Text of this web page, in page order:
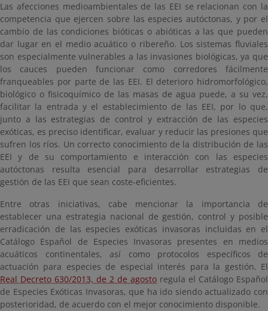
Las afecciones medioambientales de las EEI se relacionan con la
competencia que ejercen sobre las especies autóctonas, y por el
cambio de las condiciones bióticas o abióticas a las que pueden
dar lugar en el medio acuático o ribereño. Los sistemas fluviales
son especialmente vulnerables a las invasiones biológicas, ya que
los cauces pueden funcionar como corredores fácilmente
franqueables por parte de las EEI. El deterioro hidromorfológico,
biológico o fisicoquímico de las masas de agua puede, a su vez,
facilitar la entrada y el establecimiento de las EEI, por lo que,
junto a las estrategias de control y extracción de las especies
exóticas, es preciso identificar, evaluar y reducir las presiones que
sufren los ríos. Un correcto conocimiento de la distribución de las
EEI y de su comportamiento e interacción con las especies
autóctonas resulta esencial para desarrollar estrategias de
gestión de las EEI que sean coste-eficientes.
Entre otras iniciativas, cabe mencionar la importancia de
establecer una estrategia nacional de gestión, control y posible
erradicación de las especies exóticas invasoras incluidas en el
Catálogo Español de Especies Invasoras presentes en medios
acuáticos continentales, así como protocolos específicos de
actuación para especies de especial interés para la gestión. El
Real Decreto 630/2013, de 2 de agosto regula el Catálogo Español
de Especies Exóticas Invasoras, que ha ido siendo actualizado con
posterioridad, de acuerdo con el mejor conocimiento disponible.